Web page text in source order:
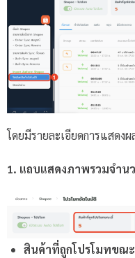
โดยมีรายละเอียดการแสดง
1. แถบแสดงภาพรวมจำน
สินค้าที่ถูกโปรโมทขณ